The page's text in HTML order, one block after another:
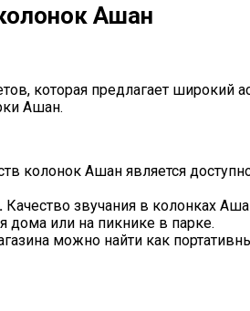
Ашан
которая предлагает
Ашан.
колонок Ашан является
Качество звучания в колонках
дома или на пикнике в парке.
можно найти как